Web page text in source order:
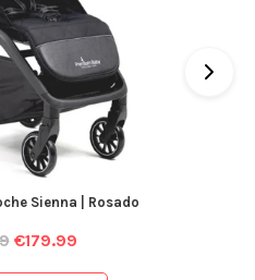
Sienna | Rosado
€179.99